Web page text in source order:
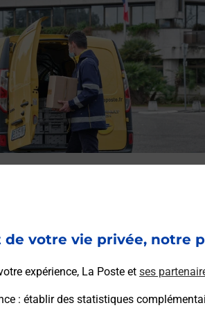
de votre vie privée, notre
expérience, La Poste et ses
: établir des statistiques
envoyer un colis depuis : GRENOBLE
? Découvrez toutes les solutions
La Poste.